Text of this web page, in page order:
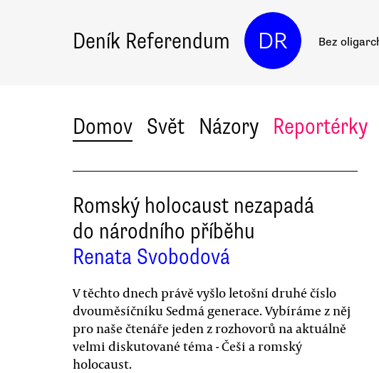
Deník Referendum DR Bez
Domov Svět Názory Reportérky
Romský holocaust nezapadá
do národního příběhu
Renata Svobodová
V těchto dnech právě vyšlo letošní druhé číslo
dvouměsíčníku Sedmá generace. Vybíráme z něj
pro naše čtenáře jeden z rozhovorů na aktuálně
velmi diskutované téma - Češi a romský
holocaust.